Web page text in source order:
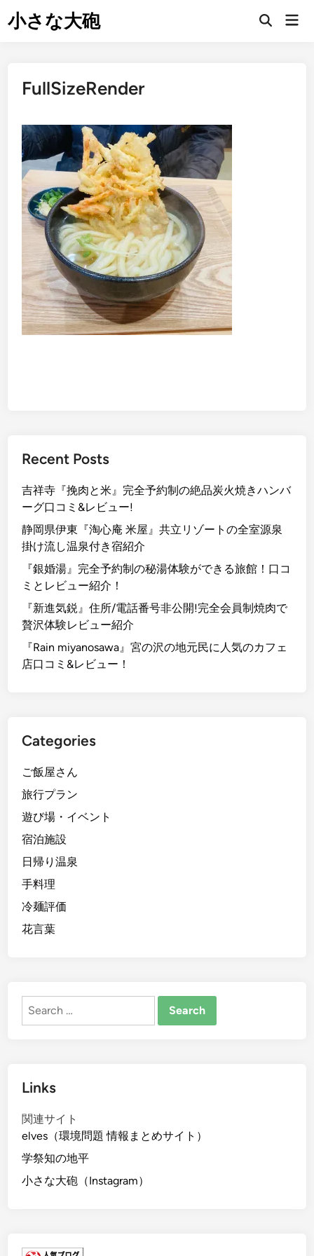
to小さな大砲
Open
FullSizeRender
Recent Posts
吉祥寺『挽肉と米』完全予約制の絶品炭火焼きハンバ
ーグ口コミ&レビュー!
静岡県伊東『淘心庵 米屋』共立リゾートの全室源泉
掛け流し温泉付き宿紹介
『銀婚湯』完全予約制の秘湯体験ができる旅館！口コ
ミとレビュー紹介！
『新進気鋭』住所/電話番号非公開!完全会員制焼肉で
贅沢体験レビュー紹介
『Rain miyanosawa』宮の沢の地元民に人気のカフェ
店口コミ&レビュー！
Categories
ご飯屋さん
旅行プラン
遊び場・イベント
宿泊施設
日帰り温泉
手料理
冷麺評価
花言葉
Search
Links
関連サイト
elves（環境問題 情報まとめサイト）
学祭知の地平
小さな大砲（Instagram）